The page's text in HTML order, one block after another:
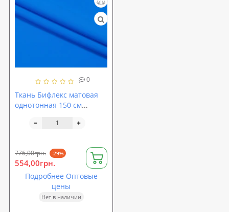
0
Ткань Бифлекс матовая
однотонная 150 см
776,00грн. -29%
554,00грн.
Подробнее Оптовые
цены
Нет в наличии